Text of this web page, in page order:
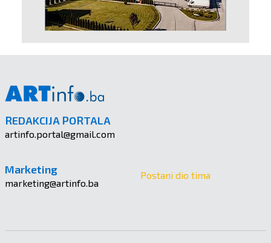
REDAKCIJA PORTALA
artinfo.portal@gmail.com
Marketing
marketing@artinfo.ba
Postani dio tima